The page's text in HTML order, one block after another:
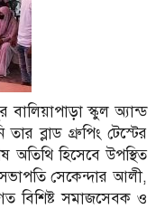
স্কুল অ্যান্ড
ব্লাড গ্রুপিং টেস্টের
অতিথি হিসেবে উপস্থিত
সেকেন্দার আলী,
বিশিষ্ট সমাজসেবক ও